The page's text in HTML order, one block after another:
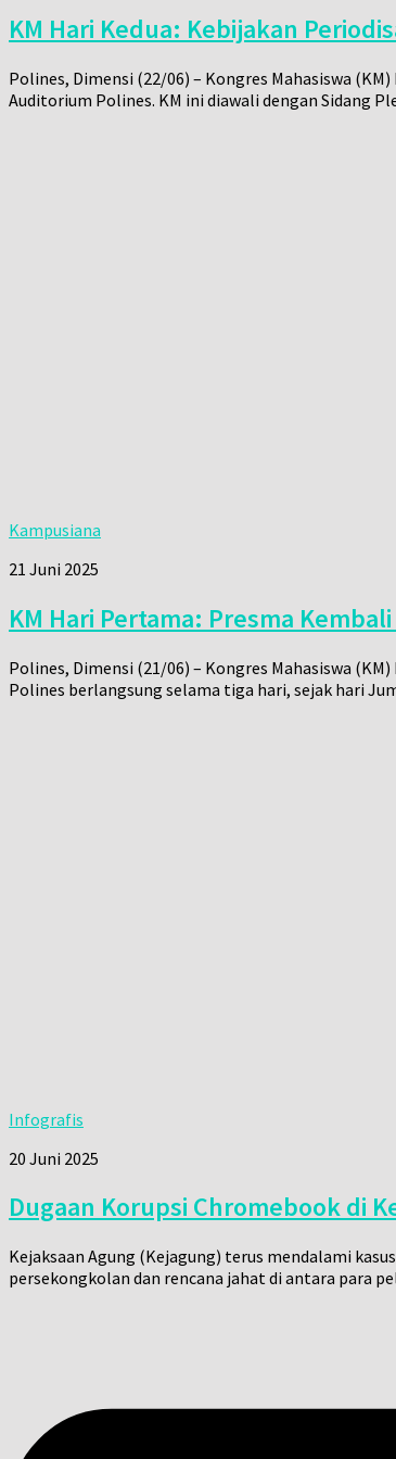
KM Hari Kedua: Kebijakan
Polines, Dimensi (22/06) – Kongres Mahasiswa
Auditorium Polines. KM ini diawali dengan Sidang
Kampusiana
21 Juni 2025
KM Hari Pertama: Presma
Polines, Dimensi (21/06) – Kongres Mahasiswa
Polines berlangsung selama tiga hari, sejak hari
Infografis
20 Juni 2025
Dugaan Korupsi Chromebook di
Kejaksaan Agung (Kejagung) terus mendalami
persekongkolan dan rencana jahat di antara para